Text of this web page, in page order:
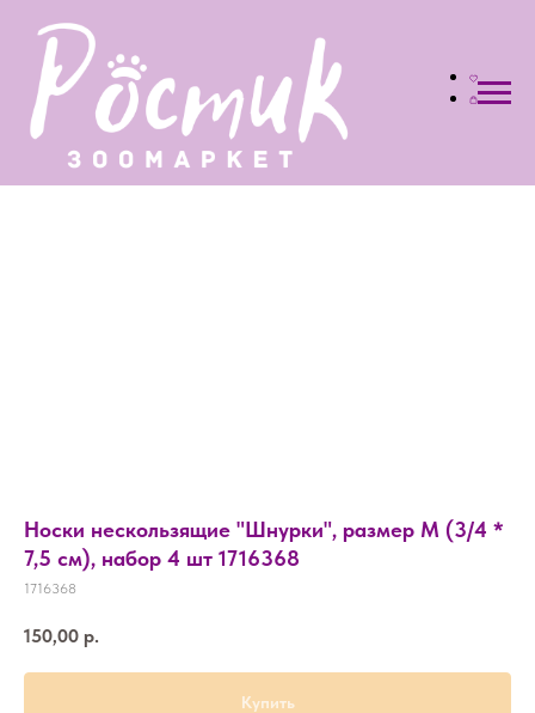
Носки нескользящие "Шнурки", размер M (3/4 *
7,5 см), набор 4 шт 1716368
1716368
150,00 р.
Купить